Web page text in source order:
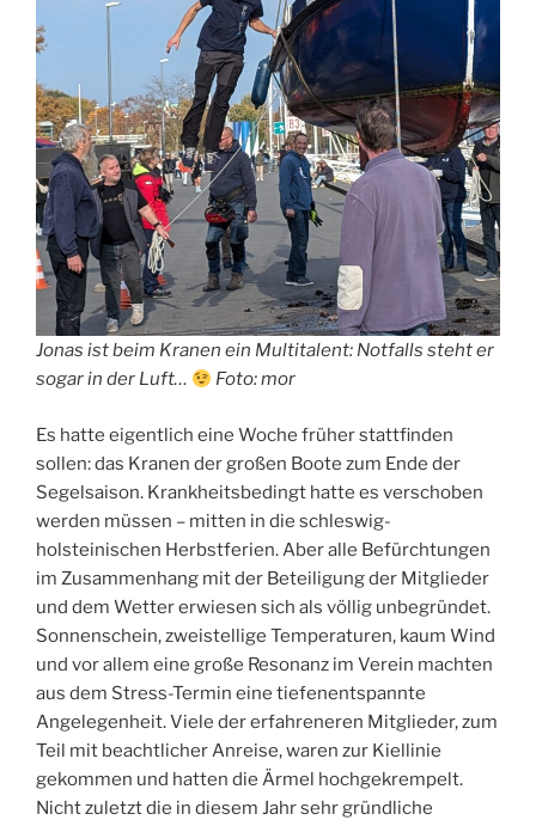
Jonas ist beim Kranen ein Multitalent: Notfalls steht er
sogar in der Luft…
Foto: mor
Es hatte eigentlich eine Woche früher stattfinden
sollen: das Kranen der großen Boote zum Ende der
Segelsaison. Krankheitsbedingt hatte es verschoben
werden müssen – mitten in die schleswig-
holsteinischen Herbstferien. Aber alle Befürchtungen
im Zusammenhang mit der Beteiligung der Mitglieder
und dem Wetter erwiesen sich als völlig unbegründet.
Sonnenschein, zweistellige Temperaturen, kaum Wind
und vor allem eine große Resonanz im Verein machten
aus dem Stress-Termin eine tiefenentspannte
Angelegenheit. Viele der erfahreneren Mitglieder, zum
Teil mit beachtlicher Anreise, waren zur Kiellinie
gekommen und hatten die Ärmel hochgekrempelt.
Nicht zuletzt die in diesem Jahr sehr gründliche